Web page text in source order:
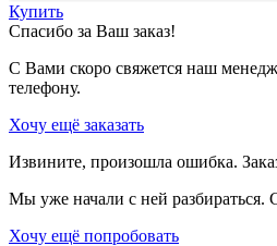
Купить
Спасибо за Ваш заказ!
С Вами скоро свяжется наш
телефону.
Хочу ещё заказать
Извините, произошла ошибка.
Мы уже начали с ней разбираться.
Хочу ещё попробовать